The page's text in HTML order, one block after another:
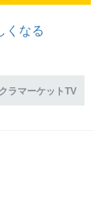
くなる
ラマーケットTV